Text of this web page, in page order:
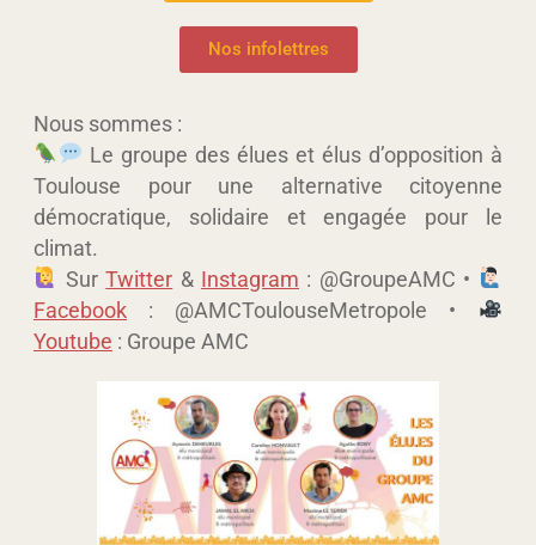
Nos infolettres
Nous sommes :
Le groupe des élues et élus d’opposition à
Toulouse pour une alternative citoyenne
démocratique, solidaire et engagée pour le
climat.
SurTwitter & Instagram : @GroupeAMC •
Facebook : @AMCToulouseMetropole •
Youtube : Groupe AMC